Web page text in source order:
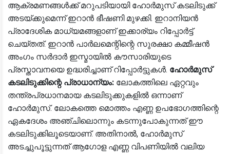
ആക്രമണങ്ങൾക്ക് മറുപടിയായി ഹോർമുസ് കടലിടുക്ക്
അടയ്ക്കുമെന്ന് ഇറാൻ ഭീഷണി മുഴക്കി. ഇറാനിയൻ
പ്രാദേശിക മാധ്യമങ്ങളാണ് ഇക്കാര്യം റിപ്പോർട്ട്
ചെയ്തത്. ഇറാൻ പാർലമെന്റിന്റെ സുരക്ഷാ കമ്മീഷൻ
അംഗം സർദാർ ഇസ്മായിൽ കൗസാരിയുടെ
പ്രസ്താവനയെ ഉദ്ധരിച്ചാണ് റിപ്പോർട്ടുകൾ. ഹോർമുസ്
കടലിടുക്കിന്റെ പ്രാധാന്യം: ലോകത്തിലെ ഏറ്റവും
തന്ത്രപ്രധാനമായ കടലിടുക്കുകളിൽ ഒന്നാണ്
ഹോർമുസ്. ലോകത്തെ മൊത്തം എണ്ണ ഉപഭോഗത്തിന്റെ
ഏകദേശം അഞ്ചിലൊന്നും കടന്നുപോകുന്നത് ഈ
കടലിടുക്കിലൂടെയാണ്. അതിനാൽ, ഹോർമുസ്
അടച്ചുപൂട്ടുന്നത് ആഗോള എണ്ണ വിപണിയിൽ വലിയ